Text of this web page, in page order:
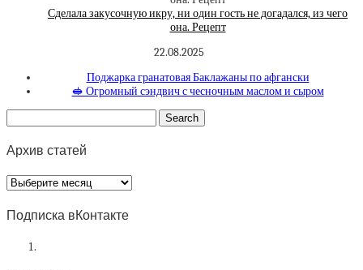
Сделала закусочную икру, ни один гость не догадался, из чего
она. Рецепт
22.08.2025
Поджарка гранатовая Баклажаны по афгански
🥪 Огромный сэндвич с чесночным маслом и сыром
Архив статей
Архив
статей
Подписка вКонтакте